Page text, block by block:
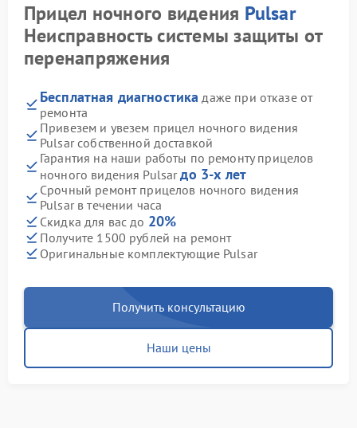
Прицел ночного видения Pulsar
Неисправность системы защиты от
перенапряжения
Бесплатная диагностика даже при отказе от
ремонта
Привезем и увезем прицел ночного видения
Pulsar собственной доставкой
Гарантия на наши работы по ремонту прицелов
ночного видения Pulsarдо 3-х лет
Срочный ремонт прицелов ночного видения
Pulsar в течении часа
Скидка для вас до 20%
Получите 1500 рублей на ремонт
Оригинальные комплектующие Pulsar
Получить консультацию
Наши цены